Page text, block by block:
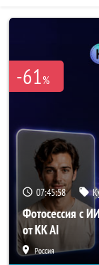
-61%
07:45:58
Фотосессия с
от KK AI
Россия